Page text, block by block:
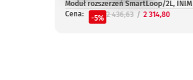
Moduł rozszerzeń SmartLoop/2L, INIM
Cena:
-5% 2 436,63 2 314,80